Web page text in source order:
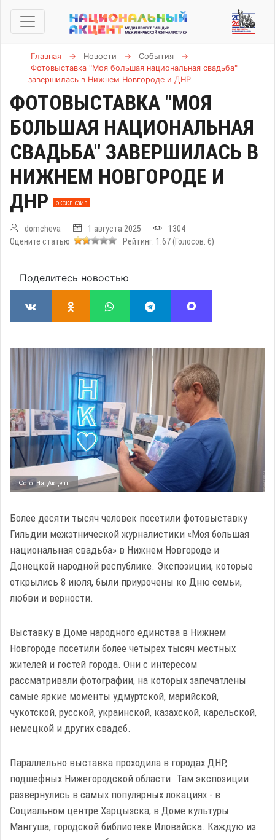
Главная → Новости → События
→
Фотовыставка "Моя большая национальная свадьба"
завершилась в Нижнем Новгороде и ДНР
ФОТОВЫСТАВКА "МОЯ
БОЛЬШАЯ НАЦИОНАЛЬНАЯ
СВАДЬБА" ЗАВЕРШИЛАСЬ В
НИЖНЕМ НОВГОРОДЕ И
ДНР
ЭКСКЛЮЗИВ
domcheva 1 августа 2025
1304
Оцените статью
Рейтинг: 1.67(Голосов: 6)
Поделитесь новостью
Фото: НацАкцент
Более десяти тысяч человек посетили фотовыставку
Гильдии межэтнической журналистики «Моя большая
национальная свадьба» в Нижнем Новгороде и
Донецкой народной республике. Экспозиции, которые
открылись 8 июля, были приурочены ко Дню семьи,
любви и верности.
Выставку в Доме народного единства в Нижнем
Новгороде посетили более четырех тысяч местных
жителей и гостей города. Они с интересом
рассматривали фотографии, на которых запечатлены
самые яркие моменты удмуртской, марийской,
чукотской, русской, украинской, казахской, карельской,
немецкой и других свадеб.
Параллельно выставка проходила в городах ДНР,
подшефных Нижегородской области. Там экспозиции
развернулись в самых популярных локациях - в
Социальном центре Харцызска, в Доме культуры
Мангуша, городской библиотеке Иловайска. Каждую из